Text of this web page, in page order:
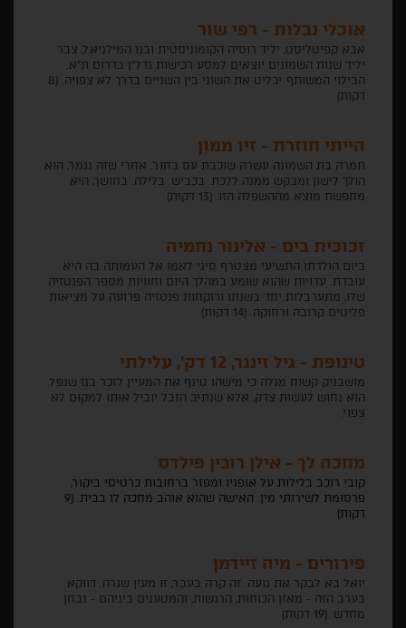
אוכלי נבלות - רפי שור
אבא קפיטליסט, יליד רוסיה הקומוניסטית ובנו המילניאל, צבר
יליד שנות השמונים יוצאים למסע רכישות נדל״ן בדרום ת"א.
הבילוי המשותף יבליט את השוני בין השניים בדרך לא צפויה. (8
דקות)
הייתי חוזרת - זיו ממון
תמרה בת השמונה עשרה שוכבת עם בחור. אחרי שזה נגמר, הוא
הולך לישון ומבקש ממנה ללכת. בכביש. בלילה. בחושך, היא
מחפשת מוצא מההשפלה הזו. (13 דקות)
זכוכית בים - אלינור נחמיה
ביום הולדתו התשיעי מצטרף סיני לאמו אל העמותה בה היא
עובדת. עדויות שהוא שומע במהלך היום וחוויות מספר הפנטזיה
שלו, מתערבלות יחד בשנתו ורוקחות פנטזיה פרועה על מציאות
פליטים קרובה ורחוקה. (14 דקות)
טינופת - גיל זינגר, 12 דק', עלילתי
מושבניק קשוח מגלה כי מישהו טינף את המעיין לזכר בנו שנפל.
הוא נחוש לעשות צדק, אלא שנתיב הזבל יוביל אותו למקום לא
צפוי.
מחכה לך - אילן רובין פילדס
קובי רוכב בלילות על אופניו ומפזר ברחובות כרטיסי ביקור,
פרסומת לשירותי מין. האישה שהוא אוהב מחכה לו בבית. (9
דקות)
פירורים - מיה זיידמן
יואל בא לבקר את נועה. זה קרה בעבר, זו מעין שגרה. דווקא
בערב הזה - מאזן הכוחות, הרגשות, והמטענים ביניהם - נבחן
מחדש. (19 דקות)